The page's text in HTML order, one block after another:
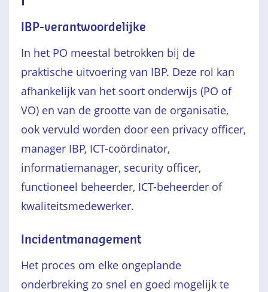
IBP-verantwoordelijke
In het PO meestal betrokken bij de
praktische uitvoering van IBP. Deze rol kan
afhankelijk van het soort onderwijs (PO of
VO) en van de grootte van de organisatie,
ook vervuld worden door een privacy officer,
manager IBP, ICT-coördinator,
informatiemanager, security officer,
functioneel beheerder, ICT-beheerder of
kwaliteitsmedewerker.
Incidentmanagement
Het proces om elke ongeplande
onderbreking zo snel en goed mogelijk te